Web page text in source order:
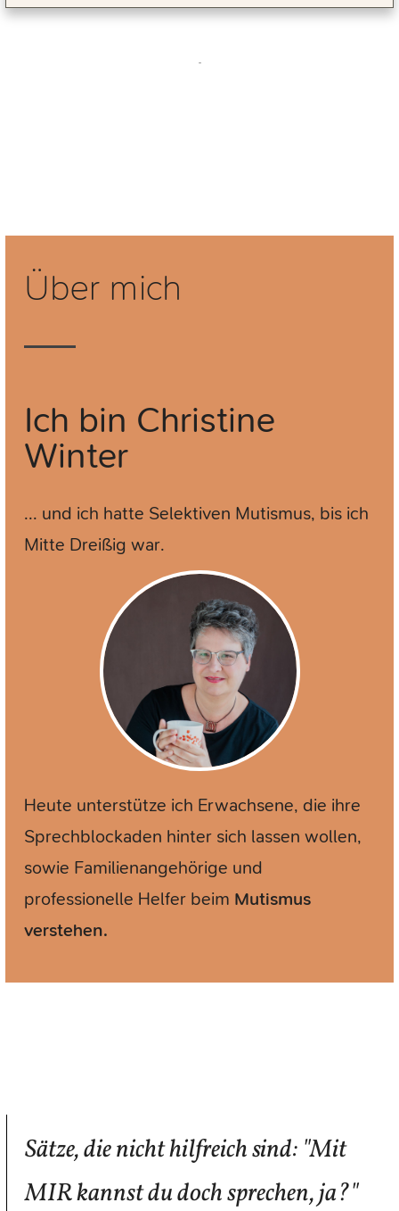
Über mich
Ich bin Christine
Winter
... und ich hatte Selektiven Mutismus, bis ich
Mitte Dreißig war.
Heute unterstütze ich Erwachsene, die ihre
Sprechblockaden hinter sich lassen wollen,
sowie Familienangehörige und
professionelle Helfer beim Mutismus
verstehen.
Sätze, die nicht hilfreich sind: "Mit
MIR kannst du doch sprechen, ja?"